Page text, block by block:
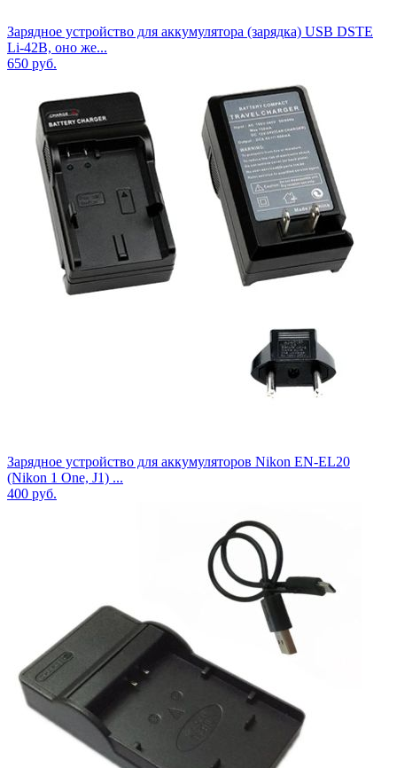
Зарядное устройство для аккумулятора (зарядка) USB DSTE
Li-42B, оно же...
650 руб.
Зарядное устройство для аккумуляторов Nikon EN-EL20
(Nikon 1 One, J1) ...
400 руб.